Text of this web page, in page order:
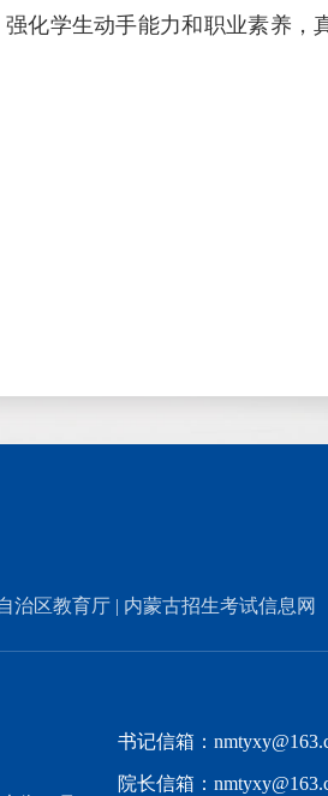
化学生动手能力和职业素养，
治区教育厅 | 内蒙古招生考试信息网
书记信箱：
院长信箱：